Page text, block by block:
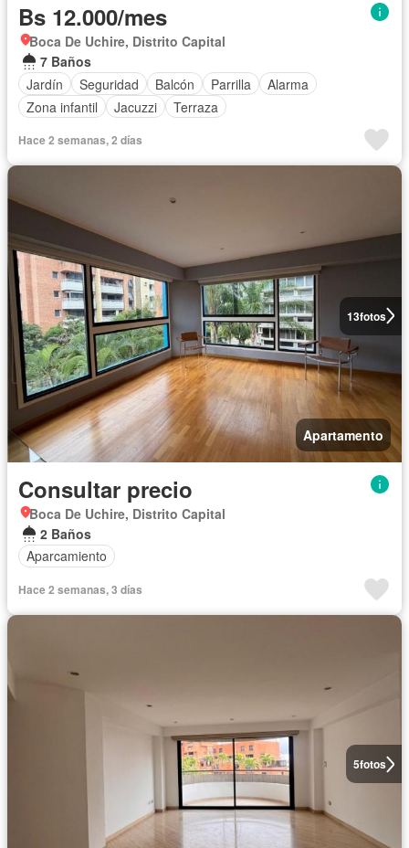
Bs 12.000/mes
Boca De Uchire, Distrito Capital
7 Baños
Jardín
Seguridad Balcón Parrilla
Alarma
Zona infantil
Jacuzzi Terraza
Hace 2 semanas, 2 días
13fotos
Apartamento
Consultar precio
Boca De Uchire, Distrito Capital
2 Baños
Aparcamiento
Hace 2 semanas, 3 días
5fotos